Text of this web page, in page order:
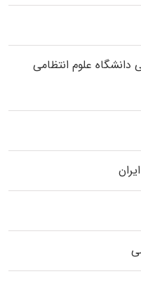
ﻋﻠﻮم انتظامی